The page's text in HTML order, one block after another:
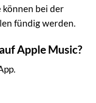
können bei der
fündig werden.
Apple Music?